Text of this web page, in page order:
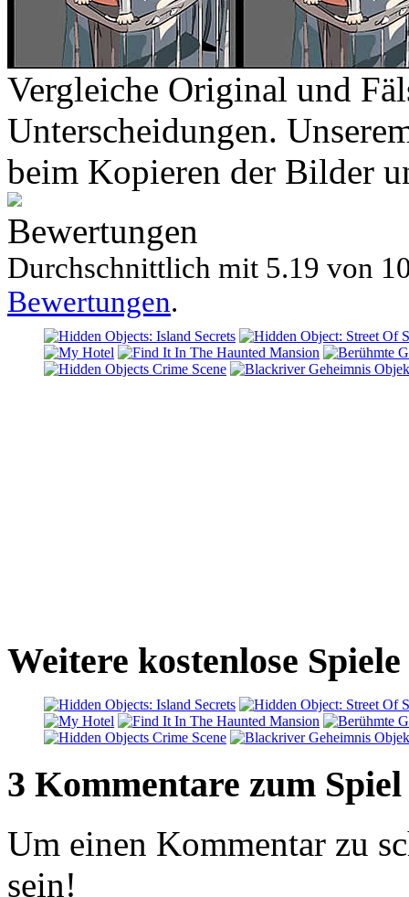
Vergleiche Original und
Unterscheidungen.
beim Kopieren der Bilder
Bewertungen
Durchschnittlich mit 5.19 von
Bewertungen.
Weitere kostenlose
3 Kommentare zum Spiel
Um einen Kommentar zu
sein!